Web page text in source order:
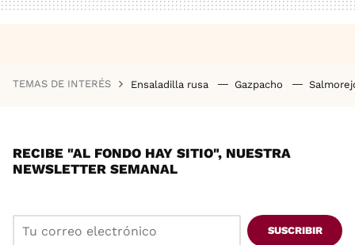
TEMAS DE INTERÉS Ensaladilla rusa Gazpacho
RECIBE "AL FONDO HAY SITIO", NUESTRA
NEWSLETTER SEMANAL
SUSCRIBIR